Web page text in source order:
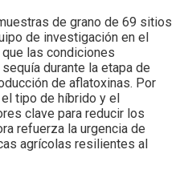
de grano de 69 sitios
de investigación en el
las condiciones
durante la etapa de
de aflatoxinas. Por
tipo de híbrido y el
clave para reducir los
refuerza la urgencia de
agrícolas resilientes al